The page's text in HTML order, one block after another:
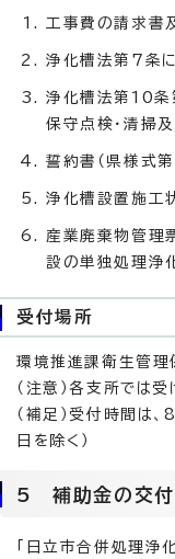
工事費の請求書
浄化槽法第7条
浄化槽法第10条
保守点検・清掃
誓約書（県様式
浄化槽設置施工
産業廃棄物管理
設の単独処理浄
受付場所
環境推進課衛生管理
（注意）各支所では
（補足）受付時間は
日を除く）
5 補助金の交付
「日立市合併処理浄